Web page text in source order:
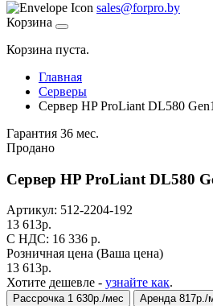
sales@forpro.by
Корзина
Корзина пуста.
Главная
Серверы
Сервер HP ProLiant DL580
Гарантия 36 мес.
Продано
Сервер HP ProLiant DL580
Артикул: 512-2204-192
13 613р.
C НДС: 16 336 р.
Розничная цена (Ваша цена)
13 613р.
Хотите дешевле - узнайте как.
Рассрочка 1 630р./мес Аренда 817р./